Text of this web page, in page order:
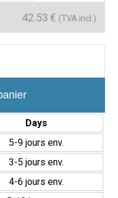
42.53 € (TVA incl.)
Days
5-9 jours env.
3-5 jours env.
4-6 jours env.